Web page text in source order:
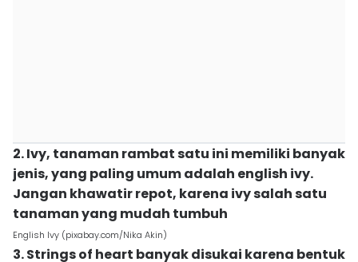
2. Ivy, tanaman rambat satu ini memiliki banyak
jenis, yang paling umum adalah english ivy.
Jangan khawatir repot, karena ivy salah satu
tanaman yang mudah tumbuh
English Ivy (pixabay.com/Nika Akin)
3. Strings of heart banyak disukai karena bentuk